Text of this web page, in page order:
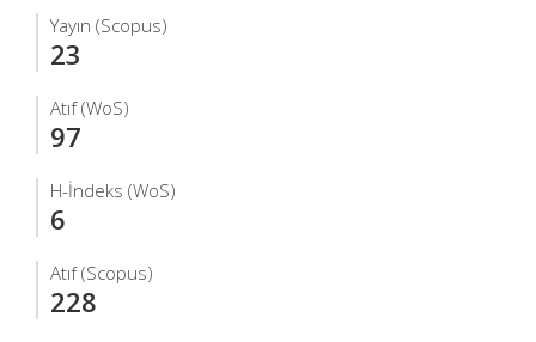
Yayın (Scopus)
23
Atıf (WoS)
97
H-İndeks (WoS)
6
Atıf (Scopus)
228